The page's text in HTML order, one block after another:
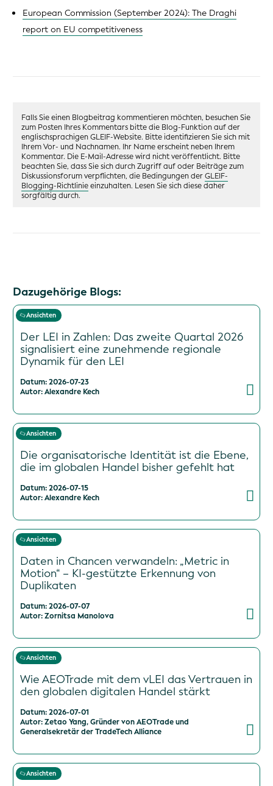
European Commission (September 2024): The Draghi
report on EU competitiveness
Falls Sie einen Blogbeitrag kommentieren möchten, besuchen Sie
zum Posten Ihres Kommentars bitte die Blog-Funktion auf der
englischsprachigen GLEIF-Website. Bitte identifizieren Sie sich mit
Ihrem Vor- und Nachnamen. Ihr Name erscheint neben Ihrem
Kommentar. Die E-Mail-Adresse wird nicht veröffentlicht. Bitte
beachten Sie, dass Sie sich durch Zugriff auf oder Beiträge zum
Diskussionsforum verpflichten, die Bedingungen derGLEIF-
Blogging-Richtlinieeinzuhalten. Lesen Sie sich diese daher
sorgfältig durch.
Dazugehörige Blogs:
Ansichten
Der LEI in Zahlen: Das zweite Quartal 2026
signalisiert eine zunehmende regionale
Dynamik für den LEI
Datum: 2026-07-23
Autor: Alexandre Kech
Ansichten
Die organisatorische Identität ist die Ebene,
die im globalen Handel bisher gefehlt hat
Datum: 2026-07-15
Autor: Alexandre Kech
Ansichten
Daten in Chancen verwandeln: „Metric in
Motion“ – KI-gestützte Erkennung von
Duplikaten
Datum: 2026-07-07
Autor: Zornitsa Manolova
Ansichten
Wie AEOTrade mit dem vLEI das Vertrauen in
den globalen digitalen Handel stärkt
Datum: 2026-07-01
Autor: Zetao Yang, Gründer von AEOTrade und
Generalsekretär der TradeTech Alliance
Ansichten